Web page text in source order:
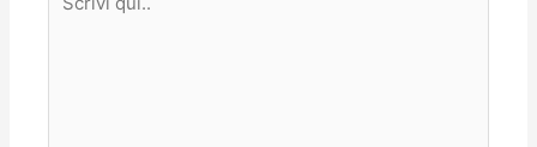
qui..